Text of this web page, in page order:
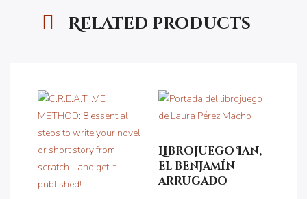
Related products
Librojuego Ian,
el benjamín
arrugado